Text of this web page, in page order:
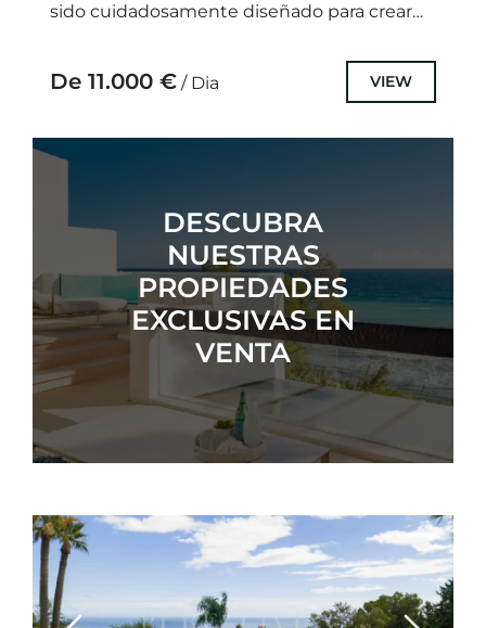
sido cuidadosamente diseñado para crear
De 11.000 € / Dia VIEW
DESCUBRA
NUESTRAS
PROPIEDADES
EXCLUSIVAS EN
VENTA